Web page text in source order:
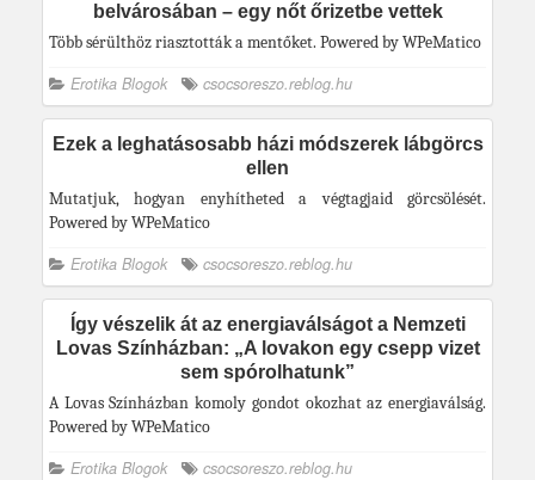
belvárosában – egy nőt őrizetbe vettek
Több sérülthöz riasztották a mentőket. Powered by WPeMatico
Erotika Blogok csocsoreszo.reblog.hu
Ezek a leghatásosabb házi módszerek lábgörcs
ellen
Mutatjuk, hogyan enyhítheted a végtagjaid görcsölését.
Powered by WPeMatico
Erotika Blogok csocsoreszo.reblog.hu
Így vészelik át az energiaválságot a Nemzeti
Lovas Színházban: „A lovakon egy csepp vizet
sem spórolhatunk”
A Lovas Színházban komoly gondot okozhat az energiaválság.
Powered by WPeMatico
Erotika Blogok csocsoreszo.reblog.hu